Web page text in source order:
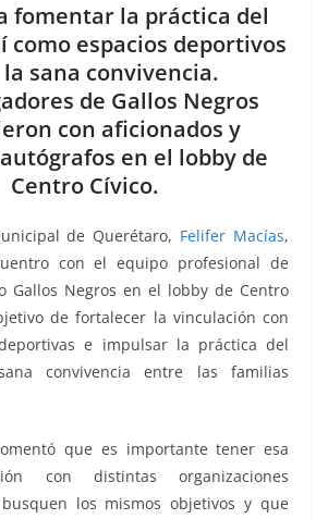
fomentar la práctica del
como espacios deportivos
sana convivencia.
de Gallos Negros
con aficionados y
en el lobby de
Centro Cívico.
de Querétaro, Felifer Macías,
con el equipo profesional de
Gallos Negros en el lobby de Centro
de fortalecer la vinculación con
e impulsar la práctica del
convivencia entre las familias
que es importante tener esa
con distintas organizaciones
los mismos objetivos y que